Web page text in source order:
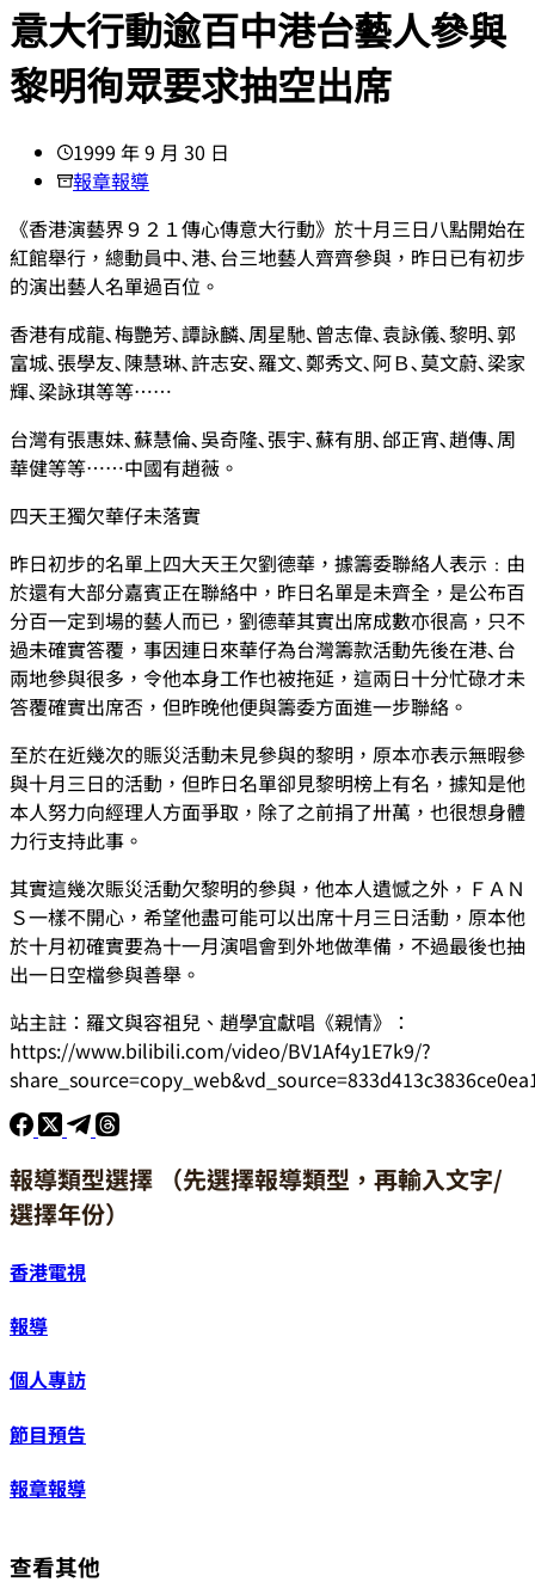
意大行動逾百中港台藝人參與
黎明徇眾要求抽空出席
1999 年 9 月 30 日
報章報導
《香港演藝界９２１傳心傳意大行動》於十月三日八點開始在
紅館舉行，總動員中､港､台三地藝人齊齊參與，昨日已有初步
的演出藝人名單過百位。
香港有成龍､梅艷芳､譚詠麟､周星馳､曾志偉､袁詠儀､黎明､郭
富城､張學友､陳慧琳､許志安､羅文､鄭秀文､阿Ｂ､莫文蔚､梁家
輝､梁詠琪等等……
台灣有張惠妹､蘇慧倫､吳奇隆､張宇､蘇有朋､邰正宵､趙傳､周
華健等等……中國有趙薇。
四天王獨欠華仔未落實
昨日初步的名單上四大天王欠劉德華，據籌委聯絡人表示﹕由
於還有大部分嘉賓正在聯絡中，昨日名單是未齊全，是公布百
分百一定到場的藝人而已，劉德華其實出席成數亦很高，只不
過未確實答覆，事因連日來華仔為台灣籌款活動先後在港､台
兩地參與很多，令他本身工作也被拖延，這兩日十分忙碌才未
答覆確實出席否，但昨晚他便與籌委方面進一步聯絡。
至於在近幾次的賑災活動未見參與的黎明，原本亦表示無暇參
與十月三日的活動，但昨日名單卻見黎明榜上有名，據知是他
本人努力向經理人方面爭取，除了之前捐了卅萬，也很想身體
力行支持此事。
其實這幾次賑災活動欠黎明的參與，他本人遺憾之外，ＦＡＮ
Ｓ一樣不開心，希望他盡可能可以出席十月三日活動，原本他
於十月初確實要為十一月演唱會到外地做準備，不過最後也抽
出一日空檔參與善舉。
站主註：羅文與容祖兒、趙學宜獻唱《親情》：
https://www.bilibili.com/video/BV1Af4y1E7k9/?
報導類型選擇 （先選擇報導類型，再輸入文字/
選擇年份）
香港電視
報導
個人專訪
節目預告
報章報導
查看其他